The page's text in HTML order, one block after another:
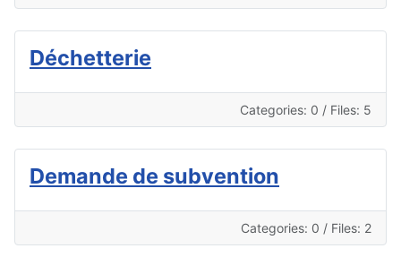
Déchetterie
Categories: 0 / Files: 5
Demande de subvention
Categories: 0 / Files: 2